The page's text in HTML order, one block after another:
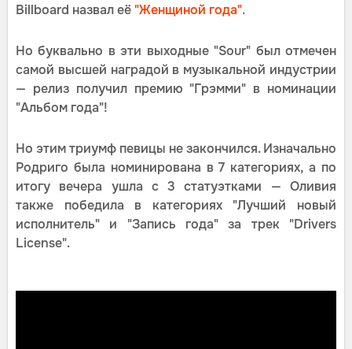
Billboard назвал её"Женщиной года".
Но буквально в эти выходные "Sour" был отмечен
самой высшей наградой в музыкальной индустрии
— релиз получил премию "Грэмми" в номинации
"Альбом года"!
Но этим триумф певицы не закончился. Изначально
Родриго была номинирована в 7 категориях, а по
итогу вечера ушла с 3 статуэтками — Оливия
также победила в категориях "Лучший новый
исполнитель" и "Запись года" за трек "Drivers
License".